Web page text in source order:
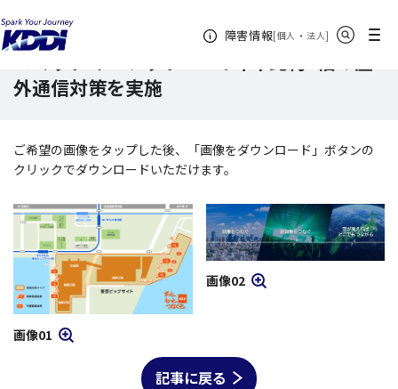
障害情報[個人 ・ 法人新規ウィンドウ
]
メニュー
外通信対策を実施
ご希望の画像をタップした後、「画像をダウンロード」ボタンの
クリックでダウンロードいただけます。
画像01
画像02
記事に戻る